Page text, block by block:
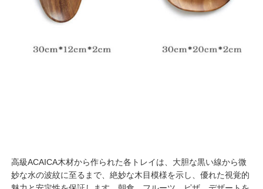
高級ACAICA木材から作られた各トレイは、大胆な黒い線から微
妙な水の波紋に至るまで、絶妙な木目模様を示し、優れた視覚的